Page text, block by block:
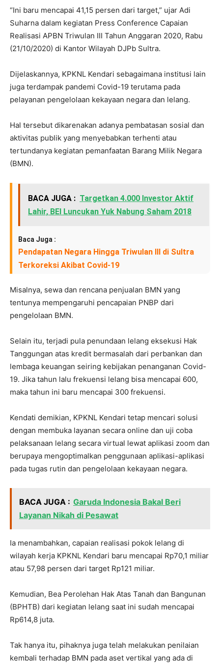
“Ini baru mencapai 41,15 persen dari target,” ujar Adi
Suharna dalam kegiatan Press Conference Capaian
Realisasi APBN Triwulan III Tahun Anggaran 2020, Rabu
(21/10/2020) di Kantor Wilayah DJPb Sultra.
Dijelaskannya, KPKNL Kendari sebagaimana institusi lain
juga terdampak pandemi Covid-19 terutama pada
pelayanan pengelolaan kekayaan negara dan lelang.
Hal tersebut dikarenakan adanya pembatasan sosial dan
aktivitas publik yang menyebabkan terhenti atau
tertundanya kegiatan pemanfaatan Barang Milik Negara
(BMN).
BACA JUGA : Targetkan 4.000 Investor Aktif
Lahir, BEI Luncukan Yuk Nabung Saham 2018
Baca Juga :
Pendapatan Negara Hingga Triwulan III di Sultra
Terkoreksi Akibat Covid-19
Misalnya, sewa dan rencana penjualan BMN yang
tentunya mempengaruhi pencapaian PNBP dari
pengelolaan BMN.
Selain itu, terjadi pula penundaan lelang eksekusi Hak
Tanggungan atas kredit bermasalah dari perbankan dan
lembaga keuangan seiring kebijakan penanganan Covid-
19. Jika tahun lalu frekuensi lelang bisa mencapai 600,
maka tahun ini baru mencapai 300 frekuensi.
Kendati demikian, KPKNL Kendari tetap mencari solusi
dengan membuka layanan secara online dan uji coba
pelaksanaan lelang secara virtual lewat aplikasi zoom dan
berupaya mengoptimalkan penggunaan aplikasi-aplikasi
pada tugas rutin dan pengelolaan kekayaan negara.
BACA JUGA : Garuda Indonesia Bakal Beri
Layanan Nikah di Pesawat
Ia menambahkan, capaian realisasi pokok lelang di
wilayah kerja KPKNL Kendari baru mencapai Rp70,1 miliar
atau 57,98 persen dari target Rp121 miliar.
Kemudian, Bea Perolehan Hak Atas Tanah dan Bangunan
(BPHTB) dari kegiatan lelang saat ini sudah mencapai
Rp614,8 juta.
Tak hanya itu, pihaknya juga telah melakukan penilaian
kembali terhadap BMN pada aset vertikal yang ada di